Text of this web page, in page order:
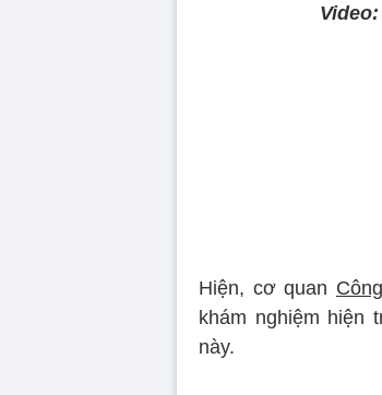
Hiện, cơ quan
khám nghiệm hiện
này.